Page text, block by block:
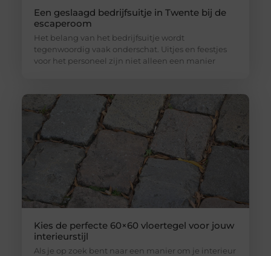
Een geslaagd bedrijfsuitje in Twente bij de
escaperoom
Het belang van het bedrijfsuitje wordt
tegenwoordig vaak onderschat. Uitjes en feestjes
voor het personeel zijn niet alleen een manier
Kies de perfecte 60×60 vloertegel voor jouw
interieurstijl
Als je op zoek bent naar een manier om je interieur